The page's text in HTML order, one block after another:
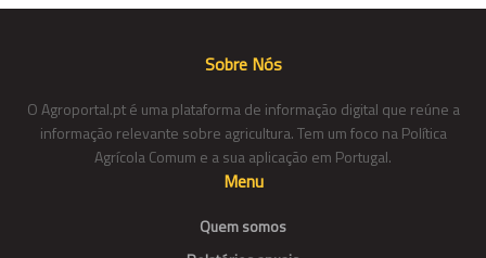
Sobre Nós
O Agroportal.pt é uma plataforma de informação digital que reúne a
informação relevante sobre agricultura. Tem um foco na Política
Agrícola Comum e a sua aplicação em Portugal.
Menu
Quem somos